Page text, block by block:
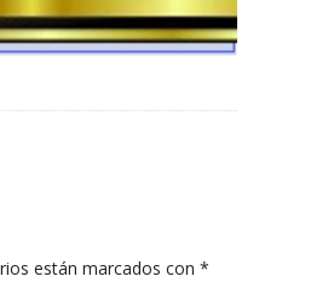
están marcados con *